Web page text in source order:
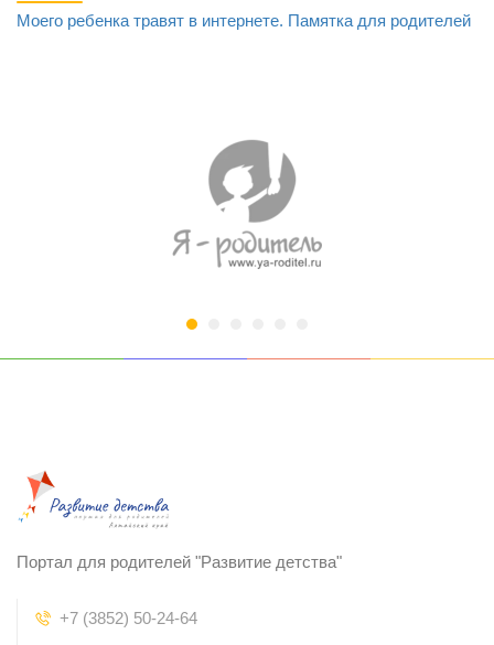
Моего ребенка травят в интернете. Памятка для родителей
Портал для родителей "Развитие детства"
+7 (3852) 50-24-64